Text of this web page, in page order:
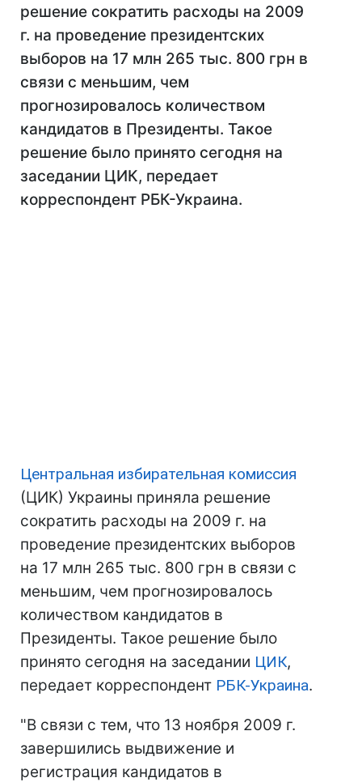
решение сократить расходы на 2009
г. на проведение президентских
выборов на 17 млн 265 тыс. 800 грн в
связи с меньшим, чем
прогнозировалось количеством
кандидатов в Президенты. Такое
решение было принято сегодня на
заседании ЦИК, передает
корреспондент РБК-Украина.
Центральная избирательная комиссия
(ЦИК) Украины приняла решение
сократить расходы на 2009 г. на
проведение президентских выборов
на 17 млн 265 тыс. 800 грн в связи с
меньшим, чем прогнозировалось
количеством кандидатов в
Президенты. Такое решение было
принято сегодня на заседании ЦИК,
передает корреспондент РБК-Украина.
"В связи с тем, что 13 ноября 2009 г.
завершились выдвижение и
регистрация кандидатов в